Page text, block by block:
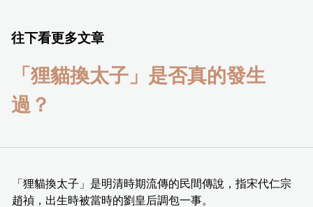
往下看更多文章
「狸貓換太子」是否真的發生
過？
「狸貓換太子」是明清時期流傳的民間傳說，指宋代仁宗
趙禎，出生時被當時的劉皇后調包一事。